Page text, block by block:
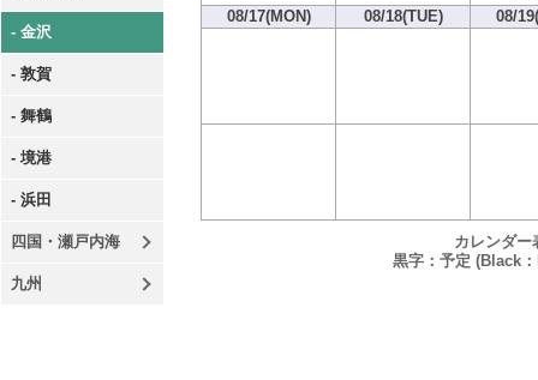
- 金沢
- 敦賀
- 舞鶴
- 境港
- 浜田
四国・瀬戸内海
九州
08/17(MON)
08/18(TUE) 08/
カレンダー
黒字：予定 (Black